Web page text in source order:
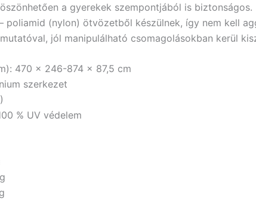
a gyerekek szempontjából is biztonságos.
poliamid (nylon) ötvözetből készülnek, így nem kell
jól manipulálható csomagolásokban kerül
470 x 246-874 x 87,5 cm
szerkezet
% UV védelem